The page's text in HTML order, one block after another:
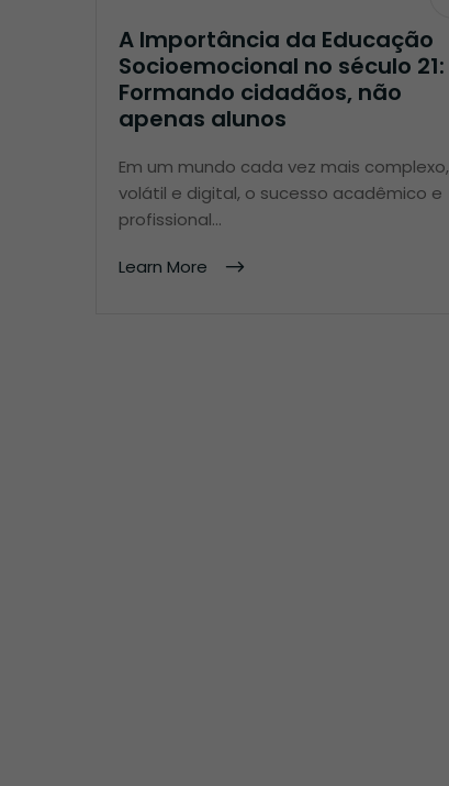
A Importância da Educação
Socioemocional no século 21:
Formando cidadãos, não
apenas alunos
Em um mundo cada vez mais complexo,
volátil e digital, o sucesso acadêmico e
profissional…
Learn More